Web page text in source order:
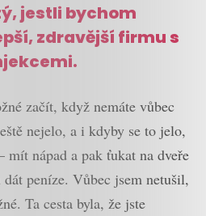
jestli bychom
zdravější firmu s
začít, když nemáte vůbec
nejelo, a i kdyby se to jelo,
mít nápad a pak ťukat na dveře
peníze. Vůbec jsem netušil,
Ta cesta byla, že jste